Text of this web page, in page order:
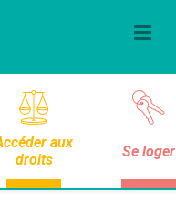
aux
droits
Se loger